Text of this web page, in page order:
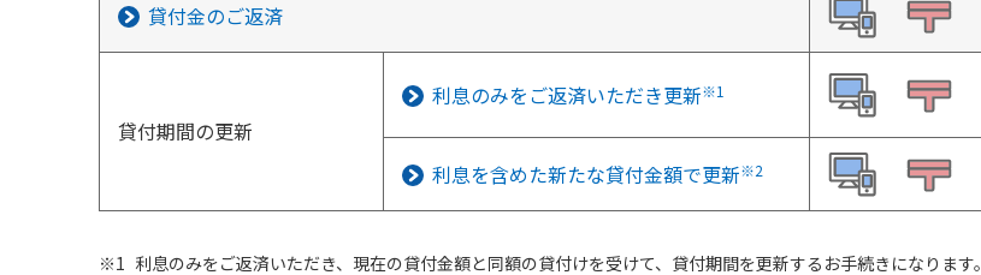
貸付金のご返済
貸付期間の更新
利息のみをご返済いただき更新※1
利息を含めた新たな貸付金額で更新※2
利息のみをご返済いただき、現在の貸付金額と同額の貸付けを受けて、貸付期間を更新するお手続きになります。